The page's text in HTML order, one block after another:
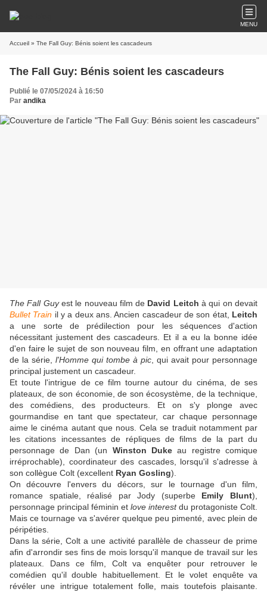
MENU
Accueil » The Fall Guy: Bénis soient les cascadeurs
The Fall Guy: Bénis soient les cascadeurs
Publié le 07/05/2024 à 16:50
Par andika
The Fall Guyest le nouveau film de David Leitch à qui on devait
Bullet Train il y a deux ans. Ancien cascadeur de son état, Leitch
a une sorte de prédilection pour les séquences d'action
nécessitant justement des cascadeurs. Et il a eu la bonne idée
d'en faire le sujet de son nouveau film, en offrant une adaptation
de la série, l'Homme qui tombe à pic , qui avait pour personnage
principal justement un cascadeur.
Et toute l'intrigue de ce film tourne autour du cinéma, de ses
plateaux, de son économie, de son écosystème, de la technique,
des comédiens, des producteurs. Et on s'y plonge avec
gourmandise en tant que spectateur, car chaque personnage
aime le cinéma autant que nous. Cela se traduit notamment par
les citations incessantes de répliques de films de la part du
personnage de Dan (un Winston Dukeau registre comique
irréprochable), coordinateur des cascades, lorsqu'il s'adresse à
son collègue Colt (excellent Ryan Gosling).
On découvre l'envers du décors, sur le tournage d'un film,
romance spatiale, réalisé par Jody (superbe Emily Blunt),
personnage principal féminin et love interestdu protagoniste Colt.
Mais ce tournage va s'avérer quelque peu pimenté, avec plein de
péripéties.
Dans la série, Colt a une activité parallèle de chasseur de prime
afin d'arrondir ses fins de mois lorsqu'il manque de travail sur les
plateaux. Dans ce film, Colt va enquêter pour retrouver le
comédien qu'il double habituellement. Et le volet enquête va
révéler une intrigue totalement folle, mais toutefois plaisante.